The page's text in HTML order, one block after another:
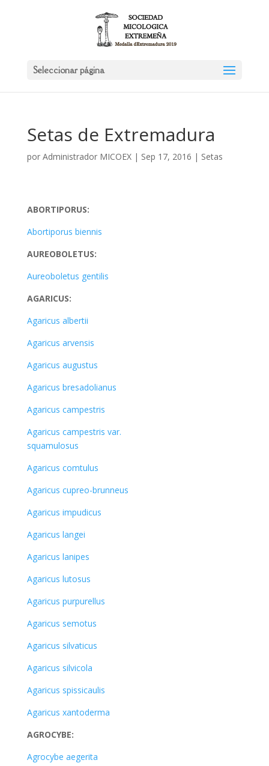
Seleccionar página
Setas de Extremadura
por Administrador MICOEX| Sep 17, 2016 | Setas
ABORTIPORUS:
Abortiporus biennis
AUREOBOLETUS:
Aureoboletus gentilis
AGARICUS:
Agaricus albertii
Agaricus arvensis
Agaricus augustus
Agaricus bresadolianus
Agaricus campestris
Agaricus campestris var.
squamulosus
Agaricus comtulus
Agaricus cupreo-brunneus
Agaricus impudicus
Agaricus langei
Agaricus lanipes
Agaricus lutosus
Agaricus purpurellus
Agaricus semotus
Agaricus silvaticus
Agaricus silvicola
Agaricus spissicaulis
Agaricus xantoderma
AGROCYBE:
Agrocybe aegerita